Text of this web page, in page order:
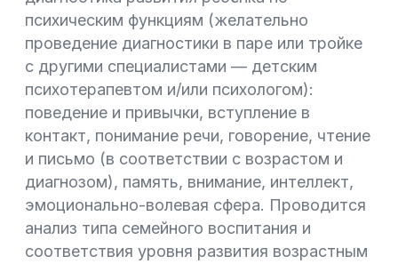
психическим функциям (желательно
проведение диагностики в паре или тройке
с другими специалистами — детским
психотерапевтом и/или психологом):
поведение и привычки, вступление в
контакт, понимание речи, говорение, чтение
и письмо (в соответствии с возрастом и
диагнозом), память, внимание, интеллект,
эмоционально-волевая сфера. Проводится
анализ типа семейного воспитания и
соответствия уровня развития возрастным